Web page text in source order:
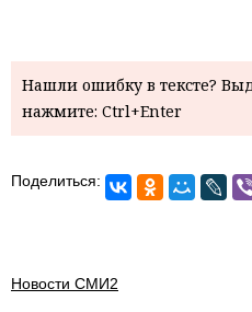
Нашли ошибку в тексте?
нажмите: Ctrl+Enter
Поделиться:
Новости СМИ2